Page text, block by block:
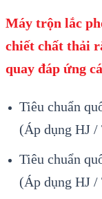
Máy trộn lắc
chiết chất thải
quay đáp ứng
Tiêu chuẩn
(Áp dụng HJ /
Tiêu chuẩn
(Áp dụng HJ /